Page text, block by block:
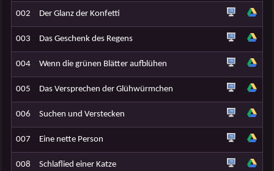
002 Der Glanz der Konfetti
003 Das Geschenk des Regens
004 Wenn die grünen Blätter aufblühen
005 Das Versprechen der Glühwürmchen
006 Suchen und Verstecken
007 Eine nette Person
008 Schlaflied einer Katze